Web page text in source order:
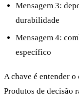
Mensagem 3:
durabilidade
Mensagem 4:
específico
A chave é entender o
Produtos de decisão